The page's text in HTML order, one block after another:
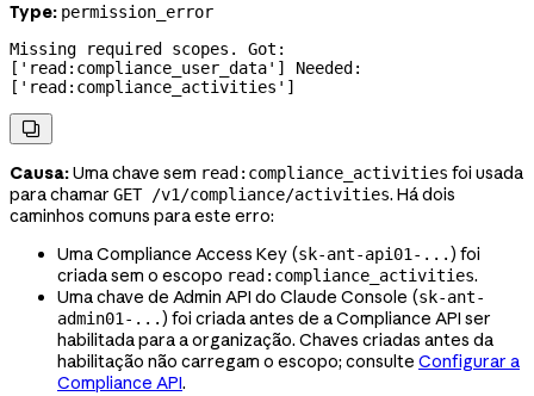
Type: permission_error
Missing required scopes. Got:
['read:compliance_user_data'] Needed:
['read:compliance_activities']

Causa:Uma chave sem read:compliance_activities foi usada
para chamar GET /v1/compliance/activities. Há dois
caminhos comuns para este erro:
Uma Compliance Access Key (sk-ant-api01-...) foi
criada sem o escopo read:compliance_activities.
Uma chave de Admin API do Claude Console (sk-ant-
admin01-...) foi criada antes de a Compliance API ser
habilitada para a organização. Chaves criadas antes da
habilitação não carregam o escopo; consulte Configurar a
Compliance API.